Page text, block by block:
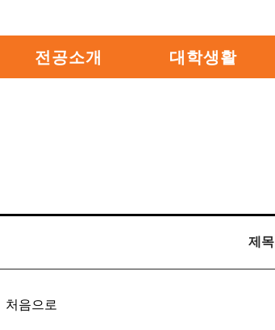
전공소개 대학생활
제목
처음으로